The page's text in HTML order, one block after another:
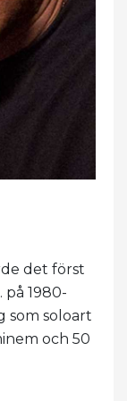
det först
1980-
som soloart
och 50